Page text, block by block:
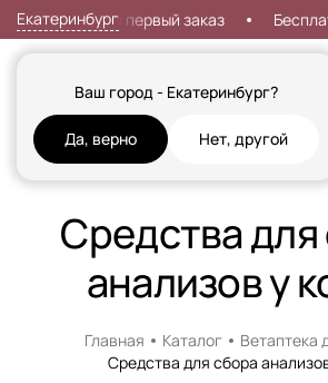
Екатеринбург
Ваш город - Екатеринбург?
Да, верно Нет, другой
Скидка 7% на первый заказ
Кошки СобакиРыбы Грызуны и Хорьки
Средства
анализов у
Главная Каталог
Ветаптека
Средства для сбора